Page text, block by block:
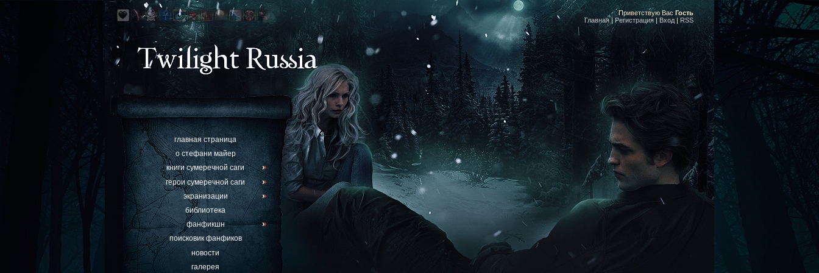
Приветствую Вас Гость
Главная|Регистрация | Вход | RSS
главная страница
о стефани майер
книги сумеречной саги
герои сумеречной саги
экранизации
библиотека
фанфикшн
поисковик фанфиков
новости
галерея